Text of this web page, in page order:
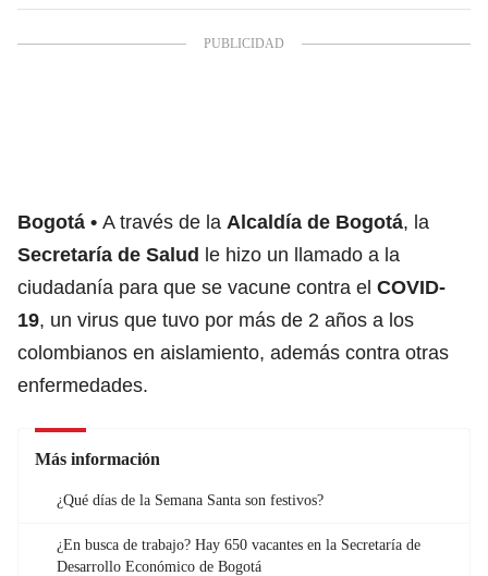
Bogotá A través de la Alcaldía de Bogotá, la
Secretaría de Salud le hizo un llamado a la
ciudadanía para que se vacune contra el COVID-
19, un virus que tuvo por más de 2 años a los
colombianos en aislamiento, además contra otras
enfermedades.
Más información
¿Qué días de la Semana Santa son festivos?
¿En busca de trabajo? Hay 650 vacantes en la Secretaría de
Desarrollo Económico de Bogotá